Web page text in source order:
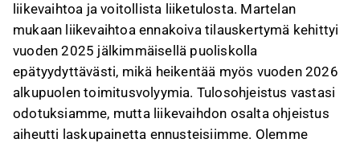
liikevaihtoa ja voitollista liiketulosta. Martelan
mukaan liikevaihtoa ennakoiva tilauskertymä kehittyi
vuoden 2025 jälkimmäisellä puoliskolla
epätyydyttävästi, mikä heikentää myös vuoden 2026
alkupuolen toimitusvolyymia. Tulosohjeistus vastasi
odotuksiamme, mutta liikevaihdon osalta ohjeistus
aiheutti laskupainetta ennusteisiimme. Olemme